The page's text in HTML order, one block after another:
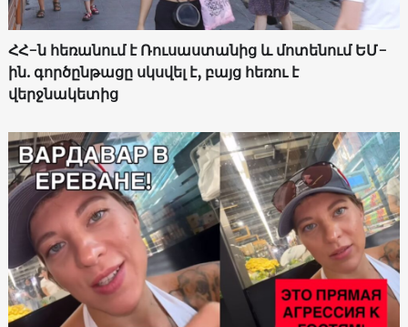
ՀՀ-ն հեռանում է Ռուսաստանից և մոտենում ԵՄ-
ին. գործընթացը սկսվել է, բայց հեռու է
վերջնակետից